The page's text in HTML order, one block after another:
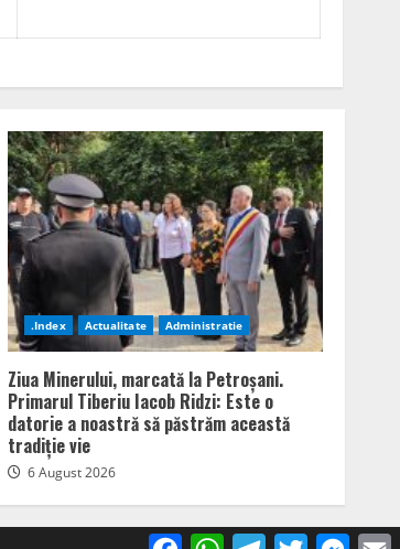
.Index Actualitate Administratie
Ziua Minerului, marcată la Petroșani.
Primarul Tiberiu Iacob Ridzi: Este o
datorie a noastră să păstrăm această
tradiție vie
6 August 2026
FacebookWhatsAppTelegram
Twitter